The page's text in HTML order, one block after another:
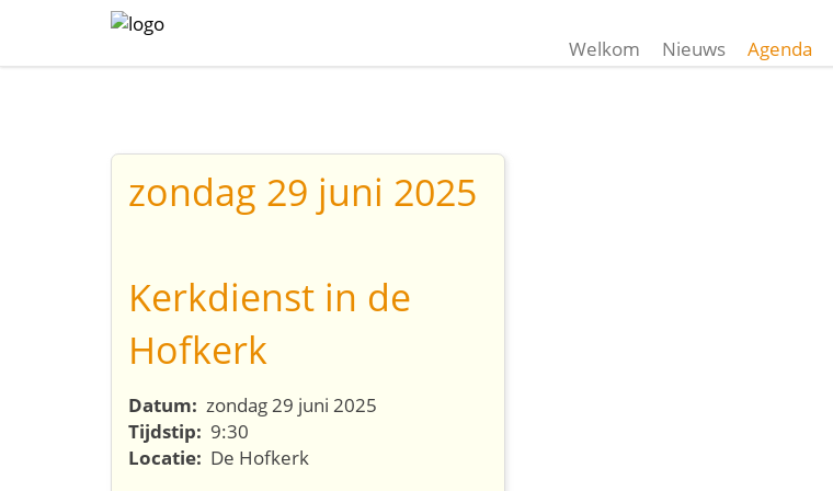
Welkom Nieuws Agenda
zondag 29 juni 2025
Kerkdienst in de
Hofkerk
Datum: zondag 29 juni 2025
Tijdstip: 9:30
Locatie: De Hofkerk